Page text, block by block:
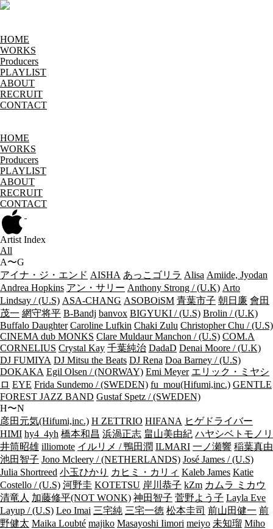
HOME
WORKS
Producers
PLAYLIST
ABOUT
RECRUIT
CONTACT
HOME
WORKS
Producers
PLAYLIST
ABOUT
RECRUIT
CONTACT
Artist Index
All
A〜G
アイナ・ジ・エンド AISHA あっこゴリラ Alisa Amiide, Jyodan
Andrea Hopkins アン・サリー Anthony Strong / (U.K) Arto
Lindsay / (U.S) ASA-CHANG ASOBOiSM 青葉市子 朝日廉 會田
茂一 網守将平 B-Bandj banvox BIGYUKI / (U.S) Brolin / (U.K)
Buffalo Daughter Caroline Lufkin Chaki Zulu Christopher Chu / (U.S)
CINEMA dub MONKS Clare Muldaur Manchon / (U.S) COM.A
CORNELIUS Crystal Kay 千葉純治 DadaD Denai Moore / (U.K)
DJ FUMIYA DJ Mitsu the Beats DJ Rena Doa Barney / (U.S)
DOKAKA Egil Olsen / (NORWAY) Emi Meyer エリック・ミヤシ
ロ EYE Frida Sundemo / (SWEDEN) fu_mou(Hifumi,inc.) GENTLE
FOREST JAZZ BAND Gustaf Spetz / (SWEDEN)
H〜N
彦田元気(Hifumi,inc.) H ZETTRIO HIFANA ヒゲドライバー
HIMI hy4_4yh 橋本和昌 浜渦正志 畠山美由紀 ハヤシベトモノリ
井筒昭雄 illiomote イルリメ / 鴨田潤 ILMARI 一ノ瀬響 稲葉真由
池田智子 Jono Mcleery / (NETHERLANDS) José James / (U.S)
Julia Shortreed 小玉ひかり カヒミ・カリィ Kaleb James Katie
Costello / (U.S) 河野圭 KOTETSU 岸川恭子 kZm カムラ ミカウ
清竜人 加藤修平(NOT WONK) 神田智子 菅野よう子 Layla Eve
Layup / (U.S) Leo Imai 三宅純 三宅一徳 松本圭司 前山田健一 前
野健太 Maika Loubté majiko Masayoshi Iimori meiyo 未知瑠 Miho